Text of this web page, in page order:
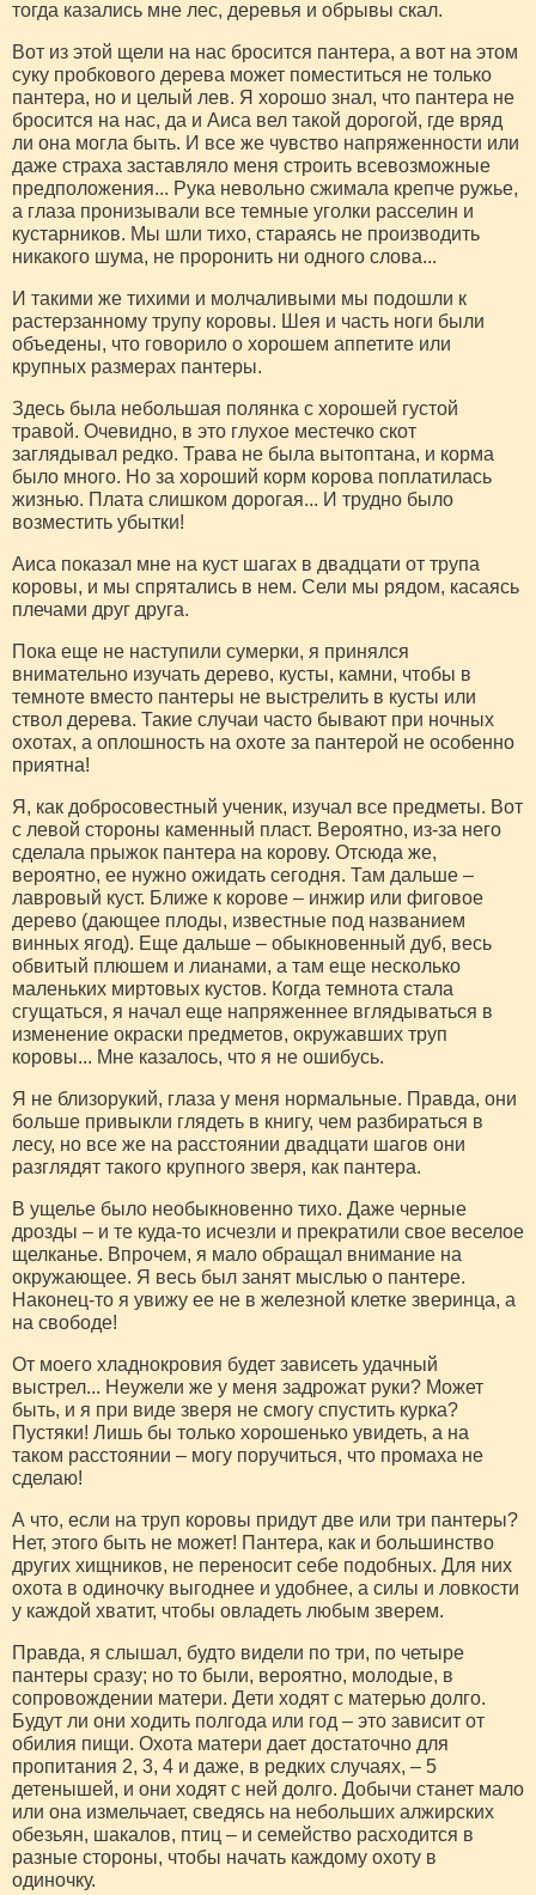
тогда казались мне лес, деревья и обрывы скал.
Вот из этой щели на нас бросится пантера, а вот на этом
суку пробкового дерева может поместиться не только
пантера, но и целый лев. Я хорошо знал, что пантера не
бросится на нас, да и Аиса вел такой дорогой, где вряд
ли она могла быть. И все же чувство напряженности или
даже страха заставляло меня строить всевозможные
предположения... Рука невольно сжимала крепче ружье,
а глаза пронизывали все темные уголки расселин и
кустарников. Мы шли тихо, стараясь не производить
никакого шума, не проронить ни одного слова...
И такими же тихими и молчаливыми мы подошли к
растерзанному трупу коровы. Шея и часть ноги были
объедены, что говорило о хорошем аппетите или
крупных размерах пантеры.
Здесь была небольшая полянка с хорошей густой
травой. Очевидно, в это глухое местечко скот
заглядывал редко. Трава не была вытоптана, и корма
было много. Но за хороший корм корова поплатилась
жизнью. Плата слишком дорогая... И трудно было
возместить убытки!
Аиса показал мне на куст шагах в двадцати от трупа
коровы, и мы спрятались в нем. Сели мы рядом, касаясь
плечами друг друга.
Пока еще не наступили сумерки, я принялся
внимательно изучать дерево, кусты, камни, чтобы в
темноте вместо пантеры не выстрелить в кусты или
ствол дерева. Такие случаи часто бывают при ночных
охотах, а оплошность на охоте за пантерой не особенно
приятна!
Я, как добросовестный ученик, изучал все предметы. Вот
с левой стороны каменный пласт. Вероятно, из-за него
сделала прыжок пантера на корову. Отсюда же,
вероятно, ее нужно ожидать сегодня. Там дальше –
лавровый куст. Ближе к корове – инжир или фиговое
дерево (дающее плоды, известные под названием
винных ягод). Еще дальше – обыкновенный дуб, весь
обвитый плюшем и лианами, а там еще несколько
маленьких миртовых кустов. Когда темнота стала
сгущаться, я начал еще напряженнее вглядываться в
изменение окраски предметов, окружавших труп
коровы... Мне казалось, что я не ошибусь.
Я не близорукий, глаза у меня нормальные. Правда, они
больше привыкли глядеть в книгу, чем разбираться в
лесу, но все же на расстоянии двадцати шагов они
разглядят такого крупного зверя, как пантера.
В ущелье было необыкновенно тихо. Даже черные
дрозды – и те куда-то исчезли и прекратили свое веселое
щелканье. Впрочем, я мало обращал внимание на
окружающее. Я весь был занят мыслью о пантере.
Наконец-то я увижу ее не в железной клетке зверинца, а
на свободе!
От моего хладнокровия будет зависеть удачный
выстрел... Неужели же у меня задрожат руки? Может
быть, и я при виде зверя не смогу спустить курка?
Пустяки! Лишь бы только хорошенько увидеть, а на
таком расстоянии – могу поручиться, что промаха не
сделаю!
А что, если на труп коровы придут две или три пантеры?
Нет, этого быть не может! Пантера, как и большинство
других хищников, не переносит себе подобных. Для них
охота в одиночку выгоднее и удобнее, а силы и ловкости
у каждой хватит, чтобы овладеть любым зверем.
Правда, я слышал, будто видели по три, по четыре
пантеры сразу; но то были, вероятно, молодые, в
сопровождении матери. Дети ходят с матерью долго.
Будут ли они ходить полгода или год – это зависит от
обилия пищи. Охота матери дает достаточно для
пропитания 2, 3, 4 и даже, в редких случаях, – 5
детенышей, и они ходят с ней долго. Добычи станет мало
или она измельчает, сведясь на небольших алжирских
обезьян, шакалов, птиц – и семейство расходится в
разные стороны, чтобы начать каждому охоту в
одиночку.